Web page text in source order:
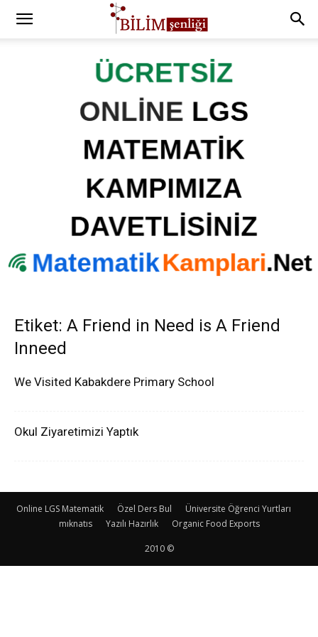
Etiket: A Friend in Need is A Friend
Inneed
We Visited Kabakdere Primary School
Okul Ziyaretimizi Yaptık
Online LGS Matematik Özel Ders Bul
Üniversite Öğrenci Yurtları
mıknatıs
Yazılı Hazırlık Organic Food Exports
2010 ©